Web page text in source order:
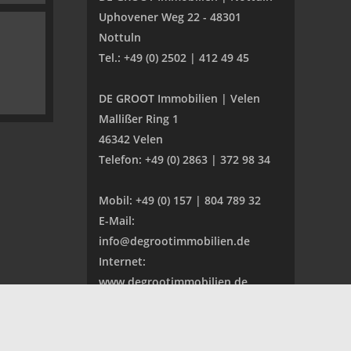
Uphovener Weg 22 - 48301
Nottuln
Tel.: +49 (0) 2502 | 412 49 45
DE GROOT Immobilien | Velen
Mallißer Ring 1
46342 Velen
Telefon: +49 (0) 2863 | 372 98 34
Mobil: +49 (0) 157 | 804 789 32
E-Mail:
info@degrootimmobilien.de
Internet:
www.degrootimmobilien.de